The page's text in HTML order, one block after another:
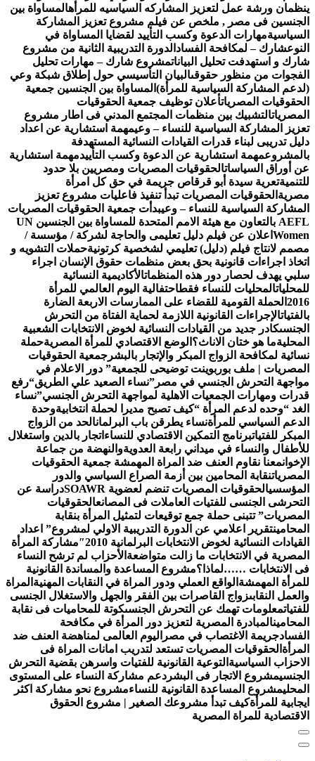
ورشة عمل لتعزيز المشاركه السياسيه للمرأه المساواة بين
فى مصر , ملخص عن فيلم مشروع تعزيز المشاركة
مهارات الدعوة وكسب التأييد لقضايا المساواة في
شارك – لمكافحة الفسادالدورة التدريبية الثانية من مشروع
و استهدفت تحليل البياناتمشروع شارك – مهارات تحليل
من منظور حقوقىالبيان التأسيسي حول إطلاق شبكة وعي
المشاركة السياسية للمرأة)المساواة بين الجنسين جمعية
المصرياتأعلان توظيف جمعية الحقوقيات
التشبيك بين منظمات المجتمع المدني فى اطار مشروع
المشاركة السياسية للنساء – وعيمهمة استشارية عن اعداد
تدريبى لبناء قدرات القيادات النسائية المستهدفة
مهمة استشارية عن الدعوة وكسب التأييدمهمة استشارية
أوراق السياساتالحقوقيات المصريات ومصريين بلا حدود
تعرية سيدة أبو قرقاص جريمة في حق كل امرأة
الحقوقيات المصريات تبدأ تنفيذ فاعليات مشروع تعزيز
السياسية للنساء – وعيبدأت جمعية الحقوقيات المصريات
AEFL بالتعاون مع هيئة الامم المتحدة للمساواة بين الجنسين UN
اعلان عن فيلم دليل تعليمى والحاجة لشركة / مؤسسة /
لانتاج فيلم (دليل) تعليمي لشخصية كرتونيةحملات التشويه و
اجراءات قانونية بحق بعض منظمات حقوق الإنسان اجراء
يهدف لحصار دور هذه المنظماتالأكاديمية النسائية
المحليات للنساء فقطاحتفالية اليوم العالمي للمرأة
الحملة القومية للقضاء على الممارسات الاربعة الضارة
الإجراءات القانونية اللازمة لحماية الفتاة من التحرش
كادر جديد من القيادات النسائية لخوض الانتخابات الشعبية
ما هو ختان الاناث؟الوضع الاقتصادي للمرأة المصريةحملة
لمكافحة الزواج المبكر والإتجار بالبشرجمعية الحقوقيات
| ملف بوربوينت توضيحى للجمعية” دور الاعلام في
التحرش الجنسي في مصر” نساء الصعيد علي الطريق“رفع
ومهارات الجمعيات الاهلية لمواجهة التحرش الجنسي”نساء
“وحده لدعم المرأة “ كيف تصبح مديرا لحملة انتخابيةوحدة
السياسي للمرأة نساء يطرقن باب البرلمانالحد من الزواج
للفتياتبرنامج التمكين الاقتصادي للنساءاتجار بالدين واستغلال
والنساء في ميداني رابعة العدويةوالنهضة من جماعة
معنا نقاوم العنف ضد المراة المهمشة جمعية الحقوقيات
نقابة المحامين بين أزمة الصراع السياسي والدور
الحقوقيات المصريات تنضم لعضوية SOAWR
دراسة عن
الجنسى للفتيات العاملات فى المصانعالحقوقيات
تتبنى حملة جمع توقيعات لتمثيل المرأة بنقابة
تقرير اعلامي عن الدورة التدريبية الاولي لمشروع” اعداد
النسائية لخوض الانتخابات البرلمانية 2010″
مشاركة المرأة
في الانتخابات ما زالت متواضعةالأحزاب لم ترشح النساء
الانتخابات ……لماذا؟ مشروع المساعدة والمساندة القانونية
المهمشةالواقع العملي ودور المراة في النقابات المهنيةالمراة
النقابىزواج القاصرات بين الفقر والجهل والاستغلال الجنسى
معلومات تهمك عن التحرش الجنسىكوتة للمحاميات فى نقابة
المبادرة المصرية لتعزيز دور المرأة في مكافحة
جريمة الاغتصاب في مصراليوم العالمى لمناهضة العنف ضد
الحقوقيات المصريات تستعد لتدريب امانات المراة فى
السياسيةالتوعية القانونية للفتيات واسرهن بقضية التحرش
مشروع الاتجار فى البشردعم مشاركة النساء على المستوى
مشروع المساعدة القانونية للنساءمشروع نحو مشاركة اكثر
للمرأة كيف تبدأ مشروعك الصغير | مشروع الحقوق
للمراة المصرية